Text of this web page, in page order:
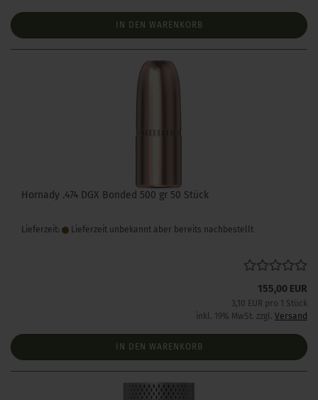
IN DEN WARENKORB
Hornady .474 DGX Bonded 500 gr 50 Stück
Lieferzeit: Lieferzeit unbekannt aber bereits nachbestellt
155,00 EUR
3,10 EUR pro 1 Stück
inkl. 19% MwSt. zzgl. Versand
IN DEN WARENKORB